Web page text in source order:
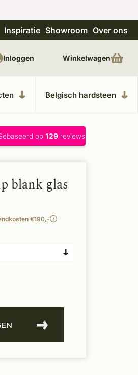
kempische bouwstijl
Inspiratie Showroom Over ons
Belgisch hardsteen
Inloggen Winkelwagen
blank glas
€190,-